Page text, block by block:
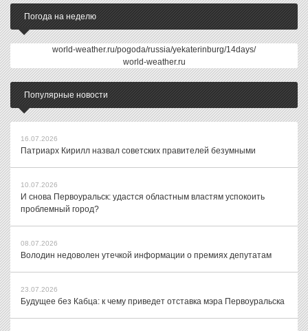
Погода на неделю
world-weather.ru/pogoda/russia/yekaterinburg/14days/
world-weather.ru
Популярные новости
16.07.2026
Патриарх Кирилл назвал советских правителей безумными
10.07.2026
И снова Первоуральск: удастся областным властям успокоить
проблемный город?
08.07.2026
Володин недоволен утечкой информации о премиях депутатам
23.07.2026
Будущее без Кабца: к чему приведет отставка мэра Первоуральска